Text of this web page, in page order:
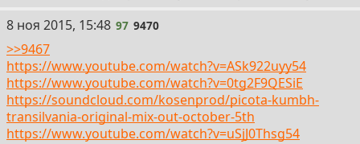
97
8 ноя 2015, 15:48 97 9470
>>9467
https://www.youtube.com/watch?v=ASk922uyy54
https://www.youtube.com/watch?v=0tg2F9QESiE
https://soundcloud.com/kosenprod/picota-kumbh-
transilvania-original-mix-out-october-5th
https://www.youtube.com/watch?v=uSjJ0Thsg54